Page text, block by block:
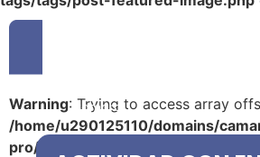
Warning: Trying to access array
/home/u290125110/domains/
pro/modules/dynamic-tags/tags/
Camara